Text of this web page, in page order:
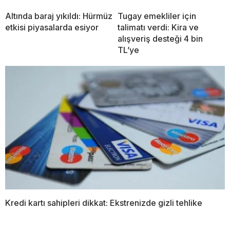
Altında baraj yıkıldı: Hürmüz
etkisi piyasalarda esiyor
Tugay emekliler için
talimatı verdi: Kira ve
alışveriş desteği 4 bin
TL’ye
Kredi kartı sahipleri dikkat: Ekstrenizde gizli tehlike